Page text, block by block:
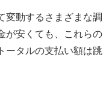
変動するさまざまな調
が安くても、これらの
ータルの支払い額は跳